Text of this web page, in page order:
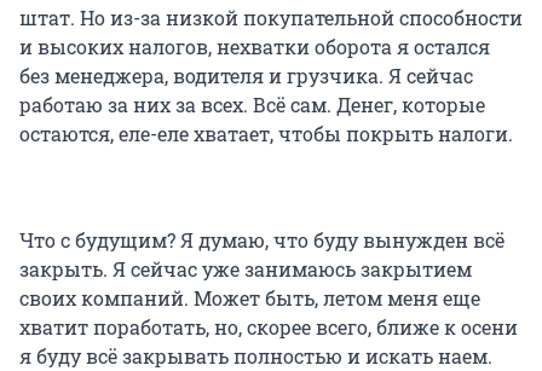
штат. Но из-за низкой покупательной способности
и высоких налогов, нехватки оборота я остался
без менеджера, водителя и грузчика. Я сейчас
работаю за них за всех. Всё сам. Денег, которые
остаются, еле-еле хватает, чтобы покрыть налоги.
Что с будущим? Я думаю, что буду вынужден всё
закрыть. Я сейчас уже занимаюсь закрытием
своих компаний. Может быть, летом меня еще
хватит поработать, но, скорее всего, ближе к осени
я буду всё закрывать полностью и искать наем.